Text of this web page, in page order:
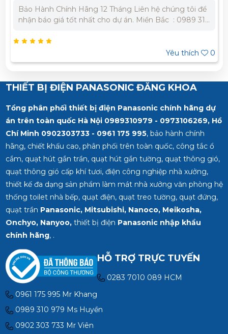
Bảo Hành Chính Hãng 12 Tháng Liên hệ chúng tôi để
nhận báo giá tốt nhất cho dự án. Miền Bắc : 0989 310
332 980
Yêu thích
0
THIẾT BỊ ĐIỆN PANASONIC ĐĂNG KHOA
Tổng phân phối thiết bị điện Panasonic chính hãng dự
án trên toàn quốc Hà Nội 0989310979 - 0973106269, Hồ
Chí Minh 0902303733 - 0961 175 995, bảo hành chính
hãng, chiết khấu cao, phân phối trên toàn quốc, công tắc ổ
cắm, quạt hút gắn trần, quạt hút gắn tường, quạt thông gió,
quạt thông gió cấp khí tươi, điện công nghiệp nhà xưởng,
thiết kế đa dạng sản phẩm làm mát nhà xưởng văn phòng hệ
thống toilet nhà bếp, quạt điện, quạt treo tường, quạt đứng,
quạt trần Panasonic, Mitsubishi, Nanoco, Meikosha,
Onchyo, Nanyoo,thiết bị điện Panasonic nhập khẩu
chính hãng, .
HỖ TRỢ TRỰC TUYẾN
0283 7010 089 HCM
0961 175 995 Mr Khang
0989 310 979 Ms Huyền
0902 303 733 Mr Viên